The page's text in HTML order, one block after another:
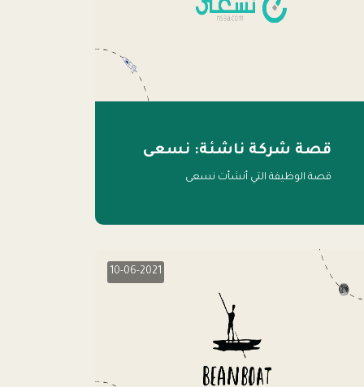
قصة شركة ناشئة: نسعى
قصة الوظيفة التي أنشأت نسعى
10-06-2021